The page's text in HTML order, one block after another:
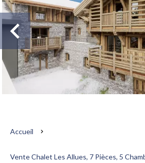
Accueil
Vente Chalet Les Allues, 7 Pièces, 5